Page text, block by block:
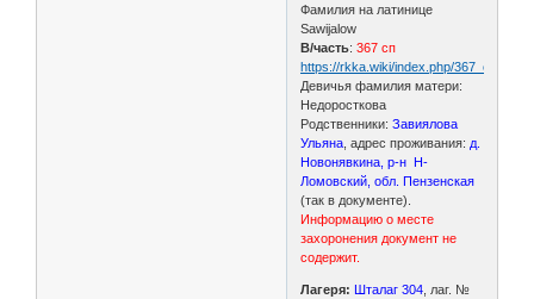
Фамилия на латинице
Sawijalow
В/часть:367 сп
https://rkka.wiki/index.php/
Девичья фамилия матери:
Недоросткова
Родственники:Завиялова
Ульяна , адрес проживания: д.
Новонявкина, р-н Н-
Ломовский, обл. Пензенская
(так в документе).
Информацию о месте
захоронения документ не
содержит.
Лагеря: Шталаг 304 , лаг. №